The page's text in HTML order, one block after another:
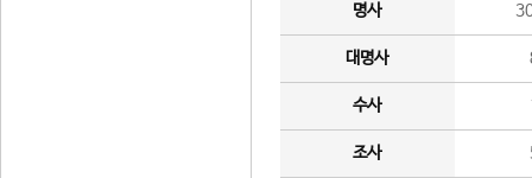
명사
대명사
수사
조사